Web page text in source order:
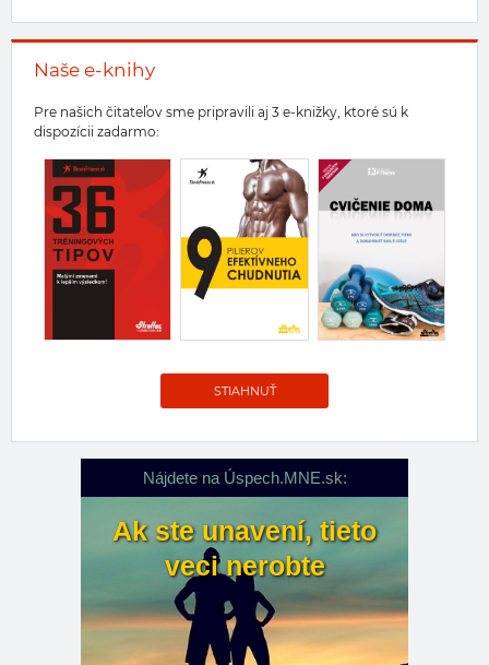
Naše e-knihy
Pre našich čitateľov sme pripravili aj 3 e-knižky, ktoré sú k
dispozícii zadarmo:
STIAHNUŤ